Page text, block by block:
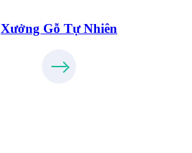
Xưởng Gỗ Tự Nhiên